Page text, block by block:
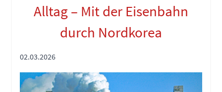
Alltag – Mit der Eisenbahn
durch Nordkorea
02.03.2026